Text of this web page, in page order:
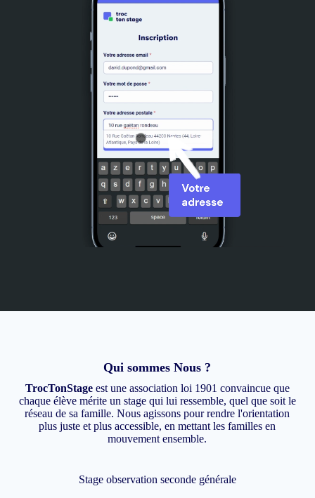
Qui sommes Nous ?
TrocTonStageest une association loi 1901 convaincue que
chaque élève mérite un stage qui lui ressemble, quel que soit le
réseau de sa famille. Nous agissons pour rendre l'orientation
plus juste et plus accessible, en mettant les familles en
mouvement ensemble.
Stage observation seconde générale